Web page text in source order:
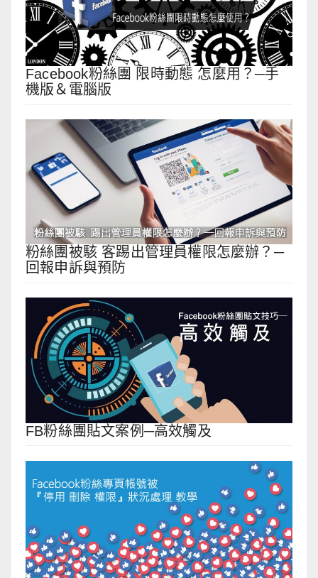
Facebook粉絲團 限時動態 怎麼用？─手
機版＆電腦版
粉絲團被駭 客踢出管理員權限怎麼辦？─
回報申訴與預防
FB粉絲團貼文案例─高效觸及